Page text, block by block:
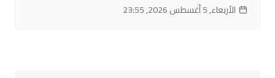
الأربعاء, 5 أغسطس 2026, 23:55